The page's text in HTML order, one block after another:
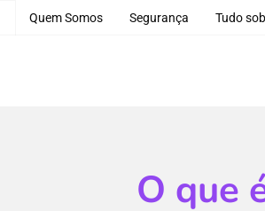
Quem Somos Segurança Tudo
O que